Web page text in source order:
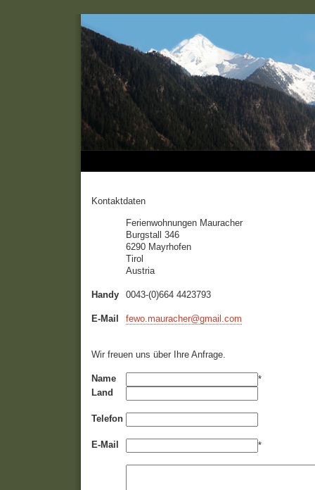
Kontaktdaten
Ferienwohnungen Mauracher
Burgstall 346
6290 Mayrhofen
Tirol
Austria
Handy 0043-(0)664 4423793
E-Mail fewo.mauracher@gmail.com
Wir freuen uns über Ihre Anfrage.
Name
*
Land
Telefon
E-Mail *